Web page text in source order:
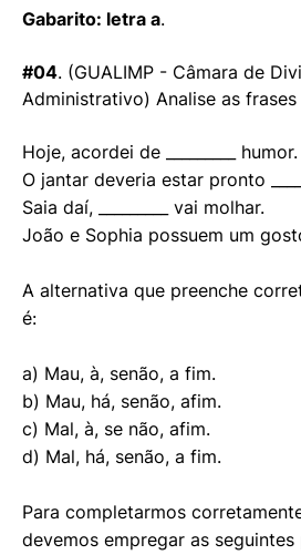
Gabarito: letra a.
#04. (GUALIMP - Câmara de
Administrativo) Analise as
Hoje, acordei de _________ humor.
O jantar deveria estar pronto
Saia daí, _________ vai molhar.
João e Sophia possuem um gosto
A alternativa que preenche
é:
a) Mau, à, senão, a fim.
b) Mau, há, senão, afim.
c) Mal, à, se não, afim.
d) Mal, há, senão, a fim.
Para completarmos
devemos empregar as seguintes